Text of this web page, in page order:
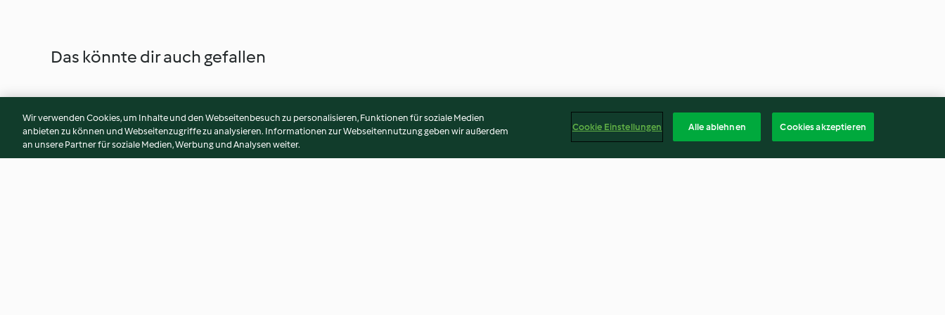
Das könnte dir auch gefallen
Wir verwenden Cookies, um Inhalte und den Webseitenbesuch zu personalisieren, Funktionen für soziale Medien
anbieten zu können und Webseitenzugriffe zu analysieren. Informationen zur Webseitennutzung geben wir außerdem
an unsere Partner für soziale Medien, Werbung und Analysen weiter.
Cookie Einstellungen Alle ablehnen Cookies akzeptieren